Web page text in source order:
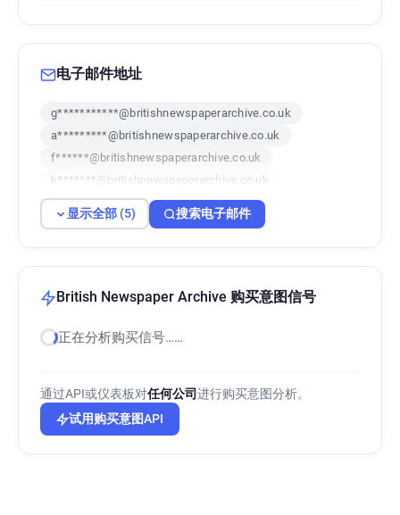
电子邮件地址
g***********@britishnewspaperarchive.co.uk
a*********@britishnewspaperarchive.co.uk
f******@britishnewspaperarchive.co.uk
k*******@britishnewspaperarchive.co.uk
g*********@britishnewspaperarchive.co.uk
显示全部 (5) 搜索电子邮件
British Newspaper Archive 购买意图信号
正在分析购买信号……
通过API或仪表板对任何公司进行购买意图分析。
试用购买意图API